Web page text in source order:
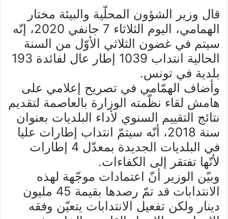
قال وزير الشؤون المحلّية والبيئة مختار
الهمامي، اليوم الثلاثاء 7 جانفي 2020، إنّه
سيتم في غضون الثلاثي الأوّل من السنة
الحالية انتداب 1039 إطار عال لفائدة 193
بلدية في تونس.
وأضاف الهمّامي في تصريح إعلامي على
هامش لقاء نظّمته الوزارة بالعاصمة لتقديم
نتائج التقييم السنوي لأداء البلديات بعنوان
سنة 2018، أنّه سيتمّ انتداب إطارات عليا
في البلديات الجديدة بمعدّل 4 إطارات
لأنّها تفتقر إلى الكفاءات.
وبيّن الوزير أنّ اعتمادات موجّهة لهذه
الانتدابات قد تمّ رصدها بقيمة 45 مليون
دينار ولكن تفعيل الانتدابات يتعيّن وفقه